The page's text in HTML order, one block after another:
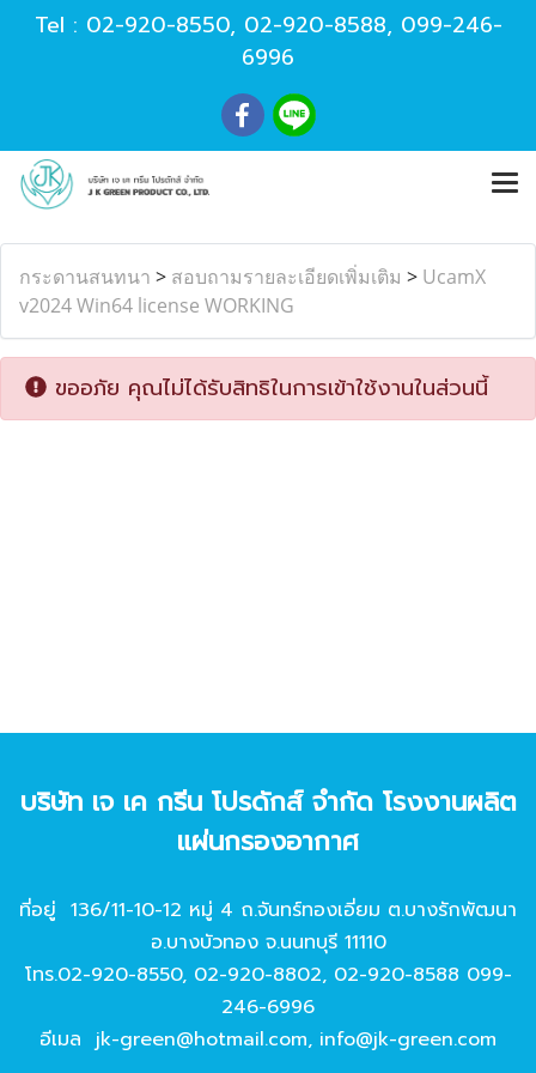
Tel : 02-920-8550, 02-920-8588, 099-246-
6996
กระดานสนทนา > สอบถามรายละเอียดเพิ่มเติม > UcamX
v2024 Win64 license WORKING
ขออภัย คุณไม่ได้รับสิทธิในการเข้าใช้งานในส่วนนี้
บริษัท เจ เค กรีน โปรดักส์ จํากัด โรงงานผลิต
แผ่นกรองอากาศ
ที่อยู่ 136/11-10-12 หมู่ 4 ถ.จันทร์ทองเอี่ยม ต.บางรักพัฒนา
อ.บางบัวทอง จ.นนทบุรี 11110
โทร.02-920-8550, 02-920-8802, 02-920-8588 099-
246-6996
อีเมล jk-green@hotmail.com, info@jk-green.com